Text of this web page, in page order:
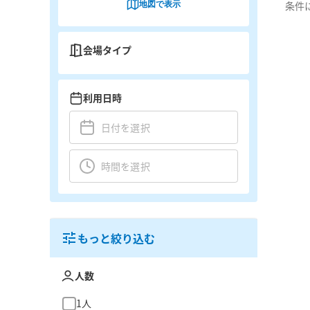
条件
地図で表示
会場タイプ
利用日時
もっと絞り込む
人数
1人